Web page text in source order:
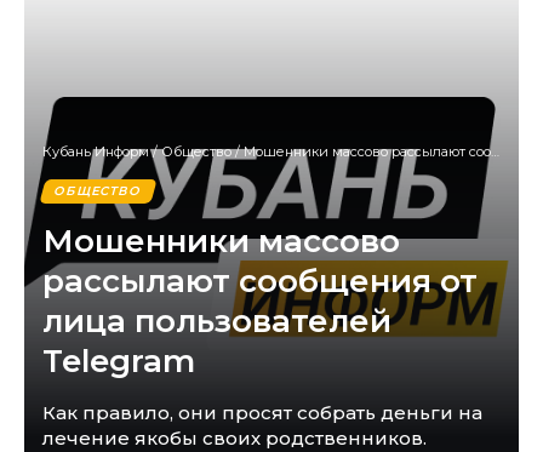
Кубань Информ/Общество/Мошенники массово рассылают сообщения от лица пользователей Telegram
ОБЩЕСТВО
Мошенники массово
рассылают сообщения от
лица пользователей
Telegram
Как правило, они просят собрать деньги на
лечение якобы своих родственников.